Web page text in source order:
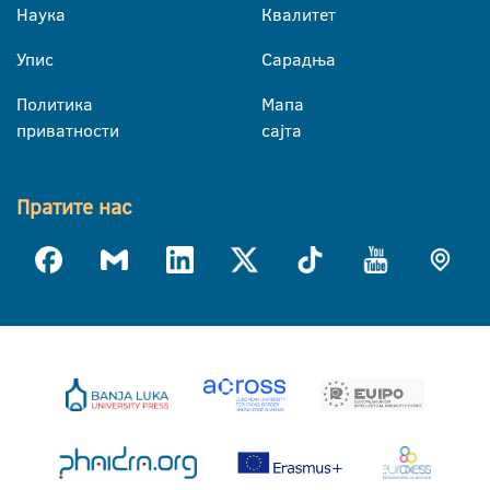
Наука
Упис
Политика
приватности
Квалитет
Сарадња
Мапа
сајта
Пратите нас